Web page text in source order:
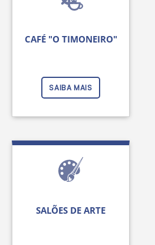
CAFÉ "O TIMONEIRO"
SAIBA MAIS
SALÕES DE ARTE